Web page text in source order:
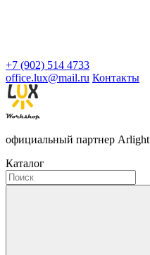
+7 (902) 514 4733
office.lux@mail.ru Контакты
официальный партнер Arlight
Каталог